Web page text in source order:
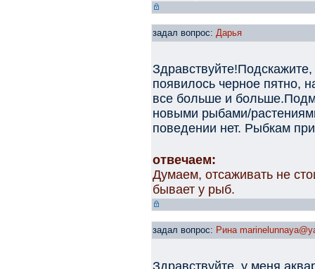
задал вопрос: Дарья
появилось черное пятно,
все больше и
новыми рыбами/
поведении нет. Рыбкам
отвечаем:
Думаем, отсаживать не
бывает у рыб.
задал вопрос: Рина
Здравствуйте, у меня